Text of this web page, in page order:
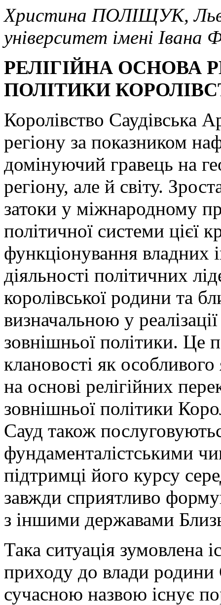
Христина ПОЛІЩУК,
університет імені Івана
РЕЛІГІЙНА ОСНОВА
ПОЛІТИКИ
Королівство Саудівська
регіону за показником
домінуючий гравець на
регіону, але й світу.
затоки у міжнародному
політичної системи цієї
функціонування владних
діяльності політичних
королівської родини та
визначальною у
зовнішньої політики. Це
клановості як
на основі релігійних
зовнішньої політики
Сауд також
фундаменталістськими
підтримці його курсу
завжди сприятливо
з іншими державами
Така ситуація зумовлена
приходу до влади родини
сучасною назвою існує